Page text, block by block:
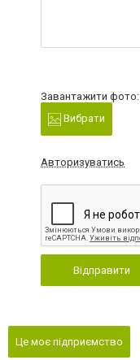
Завантажити фото:
Вибрати
Авторизуватись
Відправити
Це моє підприємство